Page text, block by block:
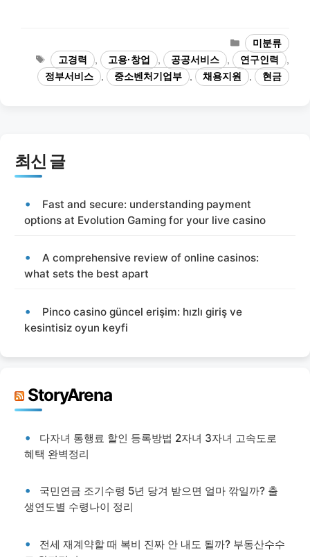
카
테
고
리
미분류
태
그
고경력 고용·창업 공공서비스 연구인력
정부서비스
중소벤처기업부 채용지원 현금
최신 글
Fast and secure: understanding payment
options at Evolution Gaming for your live casino
A comprehensive review of online casinos:
what sets the best apart
Pinco casino güncel erişim: hızlı giriş ve
kesintisiz oyun keyfi
StoryArena
다자녀 통행료 할인 등록방법 2자녀 3자녀 고속도로
혜택 완벽정리
국민연금 조기수령 5년 당겨 받으면 얼마 깎일까? 출
생연도별 수령나이 정리
전세 재계약할 때 복비 진짜 안 내도 될까? 부동산수수